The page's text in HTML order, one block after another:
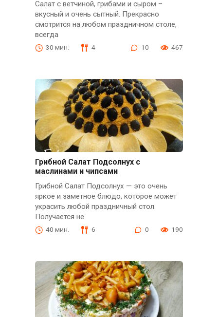
Салат с ветчиной, грибами и сыром –
вкусный и очень сытный. Прекрасно
смотрится на любом праздничном столе,
всегда
30 мин. 4 10 467
Грибной Салат Подсолнух с
маслинами и чипсами
Грибной Салат Подсолнух — это очень
яркое и заметное блюдо, которое может
украсить любой праздничный стол.
Получается не
40 мин. 6 0 190